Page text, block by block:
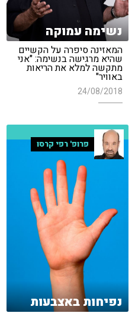
נשימה עמוקה
המאזינה סיפרה על הקשיים
שהיא מרגישה בנשימה: "אני
מתקשה למלא את הריאות
באוויר"
24/08/2018
פרופ' רפי קרסו
נפיחות באצבעות